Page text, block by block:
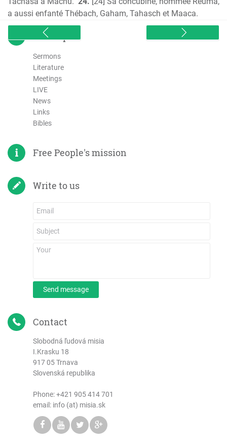
a aussi enfanté Thébach, Gaham, Tahasch et Maaca.
sitemap
Sermons
Literature
Meetings
LIVE
News
Links
Bibles
Free People's mission
Write to us
Send message
Contact
Slobodná ľudová misia
I.Krasku 18
917 05 Trnava
Slovenská republika
Phone:+421 905 414 701
email: info (at) misia.sk